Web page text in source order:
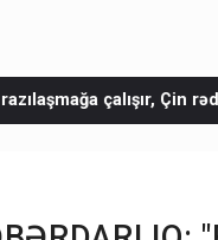
rədd edir - Nə baş verir?